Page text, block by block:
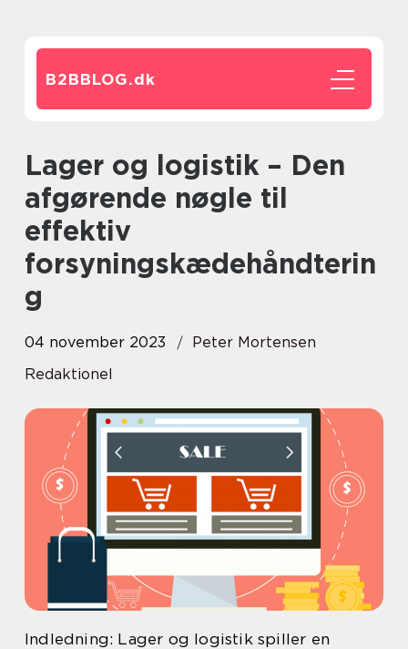
B2BBLOG.dk
Lager og logistik – Den
afgørende nøgle til
effektiv
forsyningskædehåndterin
g
04 november 2023
Peter Mortensen
Redaktionel
Indledning: Lager og logistik spiller en